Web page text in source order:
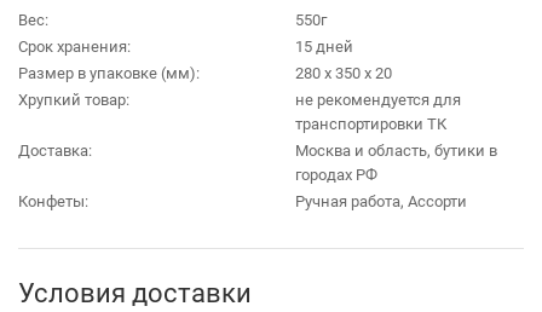
Вес:
550г
Срок хранения:
15 дней
Размер в упаковке (мм):
280 х 350 х 20
Хрупкий товар:
не рекомендуется для
транспортировки ТК
Доставка:
Москва и область, бутики в
городах РФ
Конфеты:
Ручная работа, Ассорти
Условия доставки